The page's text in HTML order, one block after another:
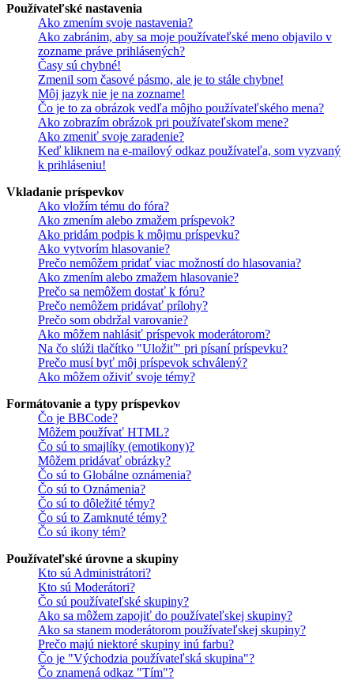
Používateľské nastavenia
Ako zmením svoje nastavenia?
Ako zabránim, aby sa moje používateľské meno objavilo v
zozname práve prihlásených?
Časy sú chybné!
Zmenil som časové pásmo, ale je to stále chybne!
Môj jazyk nie je na zozname!
Čo je to za obrázok vedľa môjho používateľského mena?
Ako zobrazím obrázok pri používateľskom mene?
Ako zmeniť svoje zaradenie?
Keď kliknem na e-mailový odkaz používateľa, som vyzvaný
k prihláseniu!
Vkladanie príspevkov
Ako vložím tému do fóra?
Ako zmením alebo zmažem príspevok?
Ako pridám podpis k môjmu príspevku?
Ako vytvorím hlasovanie?
Prečo nemôžem pridať viac možností do hlasovania?
Ako zmením alebo zmažem hlasovanie?
Prečo sa nemôžem dostať k fóru?
Prečo nemôžem pridávať prílohy?
Prečo som obdržal varovanie?
Ako môžem nahlásiť príspevok moderátorom?
Na čo slúži tlačítko "Uložiť" pri písaní príspevku?
Prečo musí byť môj príspevok schválený?
Ako môžem oživiť svoje témy?
Formátovanie a typy príspevkov
Čo je BBCode?
Môžem používať HTML?
Čo sú to smajlíky (emotikony)?
Môžem pridávať obrázky?
Čo sú to Globálne oznámenia?
Čo sú to Oznámenia?
Čo sú to dôležité témy?
Čo sú to Zamknuté témy?
Čo sú ikony tém?
Používateľské úrovne a skupiny
Kto sú Administrátori?
Kto sú Moderátori?
Čo sú používateľské skupiny?
Ako sa môžem zapojiť do používateľskej skupiny?
Ako sa stanem moderátorom používateľskej skupiny?
Prečo majú niektoré skupiny inú farbu?
Čo je "Východzia používateľská skupina"?
Čo znamená odkaz "Tím"?